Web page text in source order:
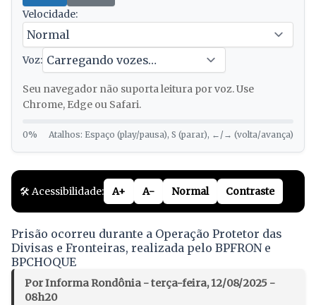
Velocidade:
Voz:
Seu navegador não suporta leitura por voz. Use
Chrome, Edge ou Safari.
0% Atalhos: Espaço (play/pausa), S (parar), ←/→ (volta/avança)
🛠️ Acessibilidade: A+ A- Normal Contraste
Prisão ocorreu durante a Operação Protetor das
Divisas e Fronteiras, realizada pelo BPFRON e
BPCHOQUE
Por Informa Rondônia - terça-feira, 12/08/2025 -
08h20